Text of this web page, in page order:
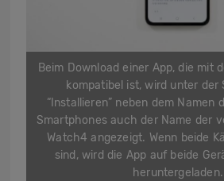
Beim Download einer App, die mit
kompatibel ist, wird unter der
“Installieren” neben dem Namen
Smartphones auch der Name der
Watch4 angezeigt. Wenn beide
sind, wird die App auf beide
heruntergeladen.